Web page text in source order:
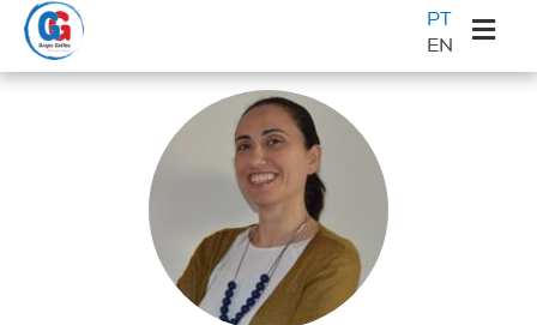
Saltar
para
o
Skip
main
Saltar
para
a Galileu
PT
EN
Sidebar
primária